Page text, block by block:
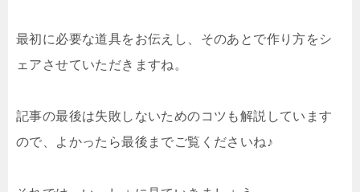
最初に必要な道具をお伝えし、そのあとで作り方をシ
ェアさせていただきますね。
記事の最後は失敗しないためのコツも解説しています
ので、よかったら最後までご覧くださいね♪